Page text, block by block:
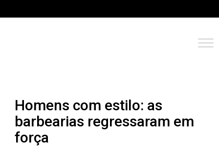
Homens com estilo: as
barbearias regressaram em
força